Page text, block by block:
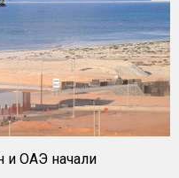
и ОАЭ начали